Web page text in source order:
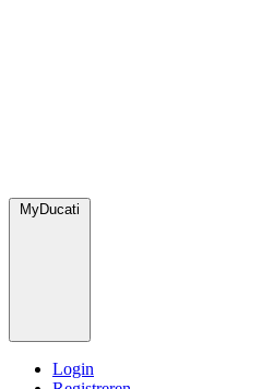
MyDucati
Login